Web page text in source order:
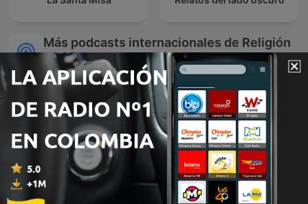
Más podcasts internacionales de Religión
y espiritualidad